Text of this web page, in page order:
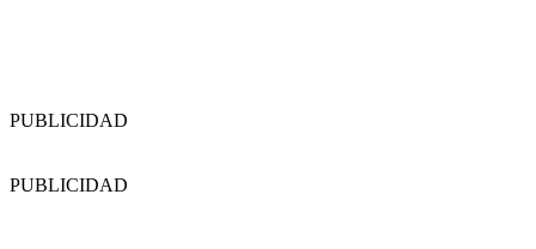
PUBLICIDAD
PUBLICIDAD